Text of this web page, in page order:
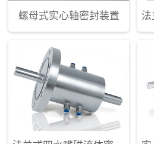
螺母式实心轴密封装置